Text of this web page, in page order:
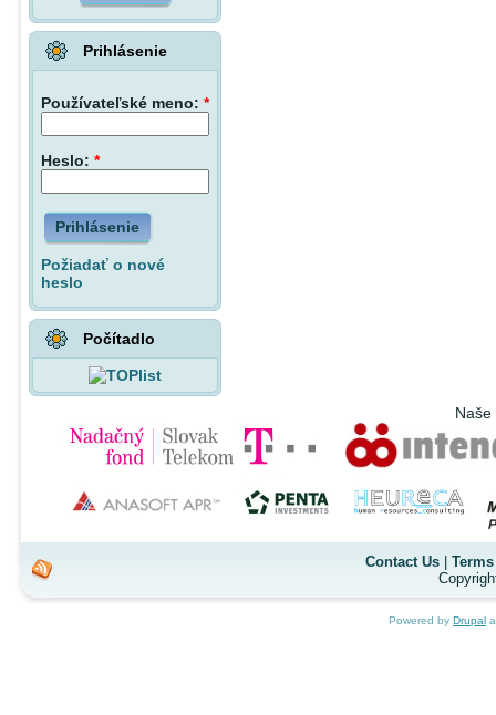
Prihlásenie
Používateľské meno: *
Heslo: *
Prihlásenie
Požiadať o nové
heslo
Počítadlo
Contact Us|
Powered by Drupal